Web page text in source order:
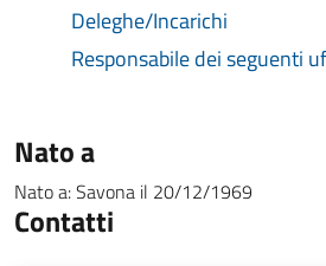
Deleghe/Incarichi
Responsabile dei seguenti
Nato a
Nato a:Savona il 20/12/1969
Contatti